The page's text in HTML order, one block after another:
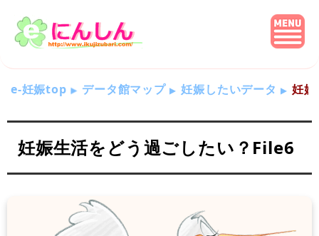
e-妊娠top データ館マップ 妊娠したいデータ 妊
妊娠生活をどう過ごしたい？File6